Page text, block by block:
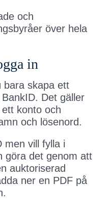
och
över hela
in
bara skapa ett
Det gäller
konto och
och lösenord.
men vill fylla i
göra det genom att
auktoriserad
ner en PDF på